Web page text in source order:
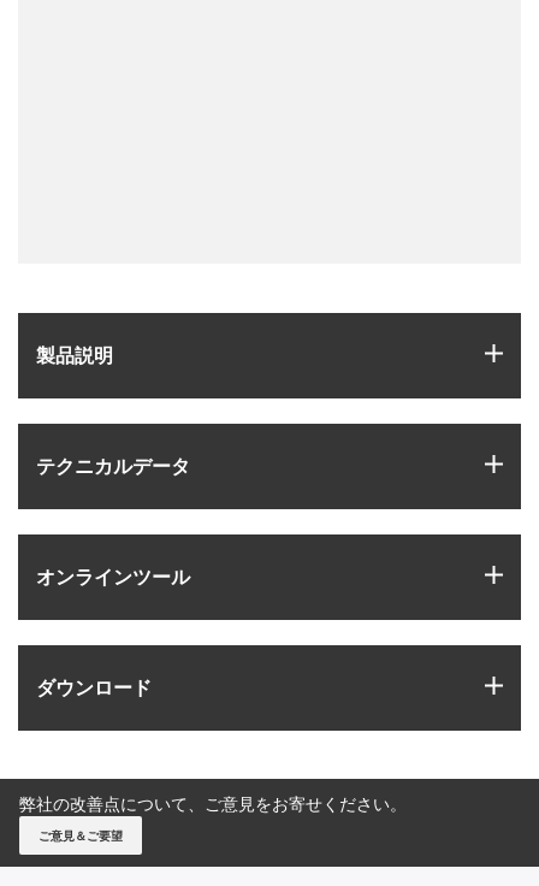
製品説明
テクニカルデータ
オンラインツール
ダウンロード
弊社の改善点について、ご意見をお寄せください。
ご意見＆ご要望